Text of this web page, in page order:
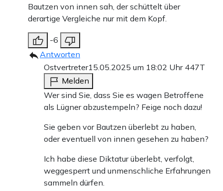
Bautzen von innen sah, der schüttelt über
derartige Vergleiche nur mit dem Kopf.
-6
Antworten
Ostvertreter15.05.2025 um 18:02 Uhr 447T
Melden
Wer sind Sie, dass Sie es wagen Betroffene
als Lügner abzustempeln? Feige noch dazu!
Sie geben vor Bautzen überlebt zu haben,
oder eventuell von innen gesehen zu haben?
Ich habe diese Diktatur überlebt, verfolgt,
weggesperrt und unmenschliche Erfahrungen
sammeln dürfen.